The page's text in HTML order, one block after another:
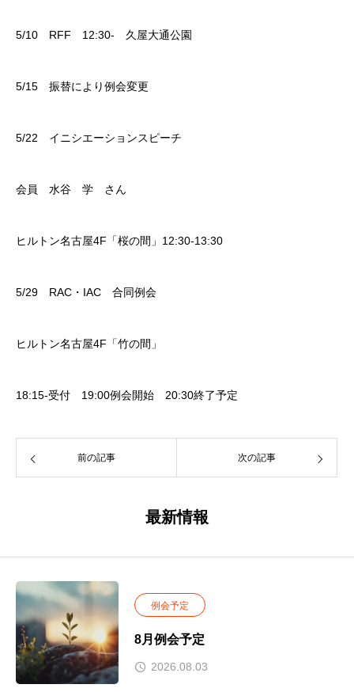
5/10 RFF 12:30- 久屋大通公園
5/15 振替により例会変更
5/22 イニシエーションスピーチ
会員 水谷 学 さん
ヒルトン名古屋4F 「桜の間」 12:30-13:30
5/29 RAC ・ IAC 合同例会
ヒルトン名古屋4F 「竹の間」
18:15-受付 19:00例会開始 20:30終了予定
前の記事 次の記事
最新情報
例会予定
8月例会予定
2026.08.03